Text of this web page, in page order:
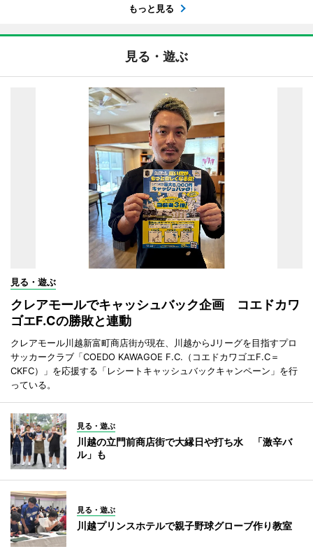
もっと見る
見る・遊ぶ
見る・遊ぶ
クレアモールでキャッシュバック企画 コエドカワ
ゴエF.Cの勝敗と連動
クレアモール川越新富町商店街が現在、川越からJリーグを目指すプロ
サッカークラブ「COEDO KAWAGOE F.C.（コエドカワゴエF.C＝
CKFC）」を応援する「レシートキャッシュバックキャンペーン」を行
っている。
見る・遊ぶ
川越の立門前商店街で大縁日や打ち水 「激辛バ
ル」も
見る・遊ぶ
川越プリンスホテルで親子野球グローブ作り教室